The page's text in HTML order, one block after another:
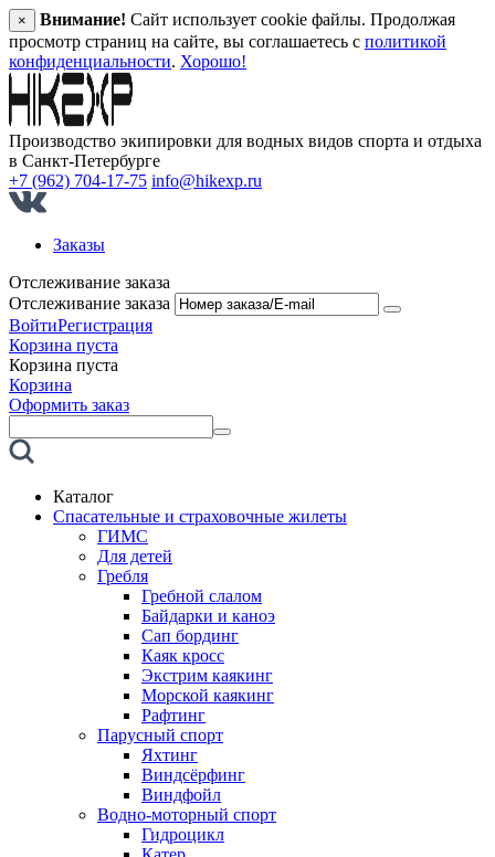
× Внимание! Сайт использует cookie файлы. Продолжая
просмотр страниц на сайте, вы соглашаетесь с политикой
конфиденциальности. Хорошо!
Производство экипировки для водных видов спорта и отдыха
в Санкт‑Петербурге
+7 (962) 704-17-75 info@hikexp.ru
Заказы
Отслеживание заказа
Отслеживание заказа
ВойтиРегистрация
Корзина пуста
Корзина пуста
Корзина
Оформить заказ
Каталог
Спасательные и страховочные жилеты
ГИМС
Для детей
Гребля
Гребной слалом
Байдарки и каноэ
Сап бординг
Каяк кросс
Экстрим каякинг
Морской каякинг
Рафтинг
Парусный спорт
Яхтинг
Виндсёрфинг
Виндфойл
Водно-моторный спорт
Гидроцикл